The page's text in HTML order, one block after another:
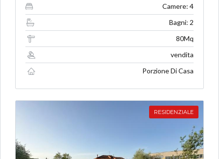
Camere: 4
Bagni: 2
80Mq
vendita
Porzione Di Casa
RESIDENZIALE